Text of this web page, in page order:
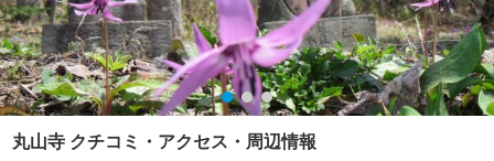
丸山寺 クチコミ・アクセス・周辺情報